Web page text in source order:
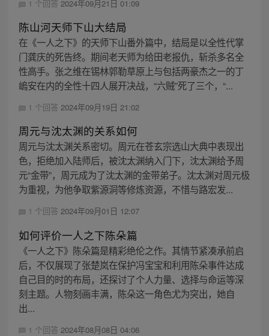
1 个回答 2024年09月21日 01:09
陈山河天师下山大结局
在《一人之下》的天师下山番外篇中，结局是以全性代掌
门龚庆的死告终。期间老天师为给田老报仇，斩杀多名全
性高手。张之维在锡林郭勒草原上与包括两豪杰之一的丁
嵨安在内的全性十四人展开决战，“六贼”死了三个，“...
1 个回答 2024年09月19日 21:02
周元与沈太渊的关系如何
周元与沈太渊关系密切。周元在苍玄宗选山大典中表现出
色，拒绝加入陆师后，被沈太渊纳入门下，沈太渊给予周
元“金带”，周元成为了沈太渊的金带弟子。沈太渊对周元极
为重视，为他争取紫源洞等修炼资源，不惜与路宏发...
1 个回答 2024年09月01日 12:07
如何评价一人之下陈朵篇
《一人之下》陈朵篇是精彩绝伦之作。其情节紧凑承前启
后，不仅展现了张楚岚在保护冯宝宝和利用陈朵事件达成
自己目的时的布局，还探讨了个人力量、选择与命运等深
刻主题。人物刻画丰满，陈朵这一角色尤为突出，她自
出...
1 个回答 2024年08月08日 04:06